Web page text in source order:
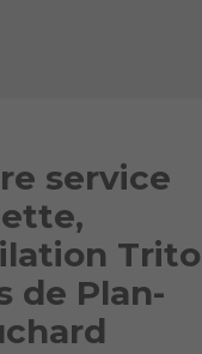
service
de Plan-